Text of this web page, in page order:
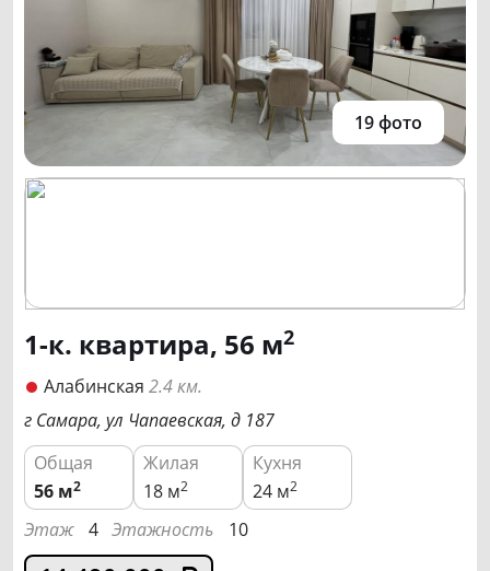
19 фото
1-к. квартира, 56 м2
Алабинская 2.4 км.
г Самара, ул Чапаевская, д 187
Общая
Жилая
Кухня
56 м2 18 м2 24 м2
Этаж 4 Этажность 10